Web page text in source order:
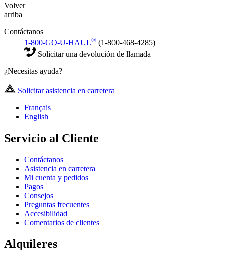
Volver
arriba
Contáctanos
1-800-GO-U-HAUL® (1-800-468-4285)
Solicitar una devolución de llamada
¿Necesitas ayuda?
Solicitar asistencia en carretera
Français
English
Servicio al Cliente
Contáctanos
Asistencia en carretera
Mi cuenta y pedidos
Pagos
Consejos
Preguntas frecuentes
Accesibilidad
Comentarios de clientes
Alquileres